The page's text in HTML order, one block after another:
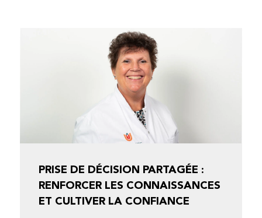
PRISE DE DÉCISION PARTAGÉE :
RENFORCER LES CONNAISSANCES
ET CULTIVER LA CONFIANCE